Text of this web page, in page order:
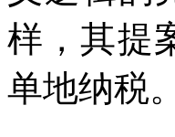
样，其提
单地纳税。